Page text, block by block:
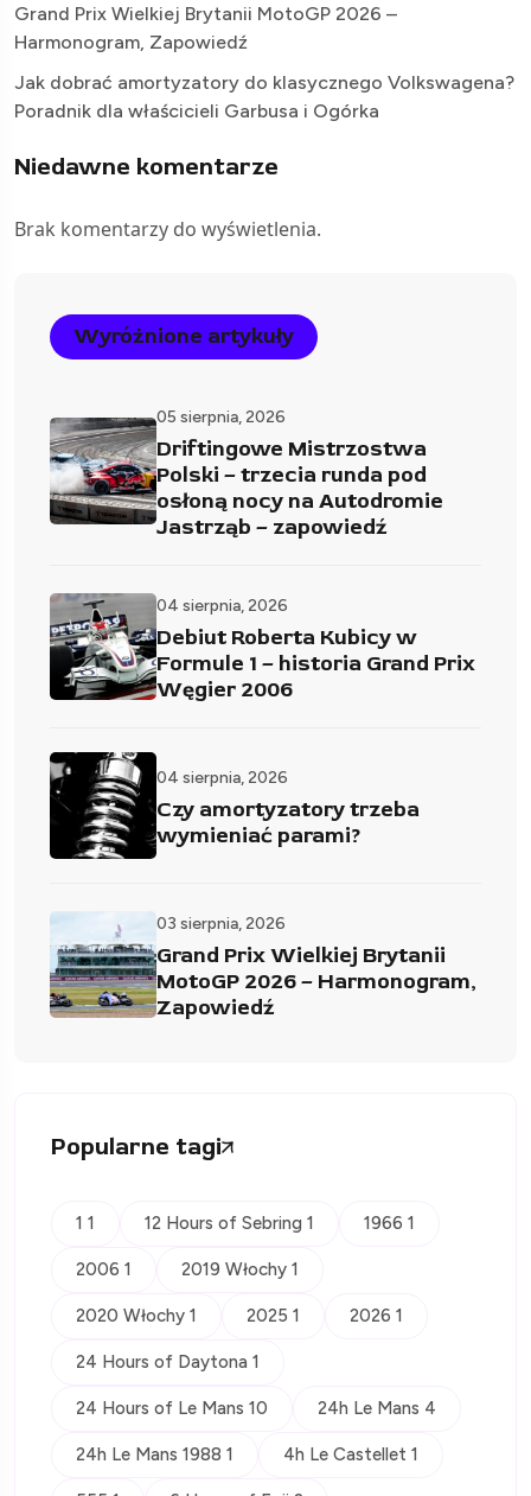
Grand Prix Wielkiej Brytanii MotoGP 2026 –
Harmonogram, Zapowiedź
Jak dobrać amortyzatory do klasycznego Volkswagena?
Poradnik dla właścicieli Garbusa i Ogórka
Niedawne komentarze
Brak komentarzy do wyświetlenia.
Wyróżnione artykuły
05 sierpnia, 2026
Driftingowe Mistrzostwa
Polski – trzecia runda pod
osłoną nocy na Autodromie
Jastrząb – zapowiedź
04 sierpnia, 2026
Debiut Roberta Kubicy w
Formule 1 – historia Grand Prix
Węgier 2006
04 sierpnia, 2026
Czy amortyzatory trzeba
wymieniać parami?
03 sierpnia, 2026
Grand Prix Wielkiej Brytanii
MotoGP 2026 – Harmonogram,
Zapowiedź
Popularne tagi
1 1 12 Hours of Sebring 1 1966 1
2006 1 2019 Włochy 1
2020 Włochy 1 2025 1 2026 1
24 Hours of Daytona 1
24 Hours of Le Mans 10 24h Le Mans 4
24h Le Mans 1988 1 4h Le Castellet 1